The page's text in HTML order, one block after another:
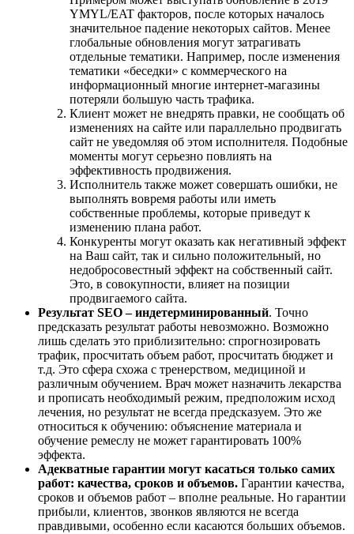
YMYL/EAT факторов, после которых началось
значительное падение некоторых сайтов. Менее
глобальные обновления могут затрагивать
отдельные тематики. Например, после изменения
тематики «беседки» с коммерческого на
информационный многие интернет-магазины
потеряли большую часть трафика.
Клиент может не внедрять правки, не сообщать об
изменениях на сайте или параллельно продвигать
сайт не уведомляя об этом исполнителя. Подобные
моменты могут серьезно повлиять на
эффективность продвижения.
Исполнитель также может совершать ошибки, не
выполнять вовремя работы или иметь
собственные проблемы, которые приведут к
изменению плана работ.
Конкуренты могут оказать как негативный эффект
на Ваш сайт, так и сильно положительный, но
недобросовестный эффект на собственный сайт.
Это, в совокупности, влияет на позиции
продвигаемого сайта.
Результат SEO – индетерминированный. Точно
предсказать результат работы невозможно. Возможно
лишь сделать это приблизительно: спрогнозировать
трафик, просчитать объем работ, просчитать бюджет и
т.д. Это сфера схожа с тренерством, медициной и
различным обучением. Врач может назначить лекарства
и прописать необходимый режим, предположим исход
лечения, но результат не всегда предсказуем. Это же
относиться к обучению: объяснение материала и
обучение ремеслу не может гарантировать 100%
эффекта.
Адекватные гарантии могут касаться только самих
работ: качества, сроков и объемов. Гарантии качества,
сроков и объемов работ – вполне реальные. Но гарантии
прибыли, клиентов, звонков являются не всегда
правдивыми, особенно если касаются больших объемов.